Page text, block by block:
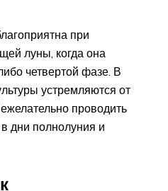
при
луны, когда она
четвертой фазе. В
устремляются от
проводить
дни полнолуния и